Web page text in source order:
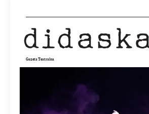
Gazeta Teatralna